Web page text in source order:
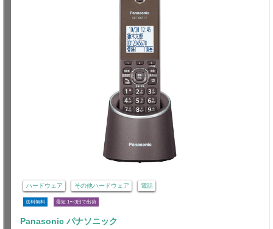
ハードウェア その他ハードウェア 電話
送料無料 最短 1〜3日で出荷
Panasonic パナソニック